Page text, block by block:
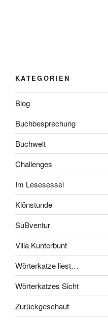
KATEGORIEN
Blog
Buchbesprechung
Buchwelt
Challenges
Im Lesesessel
Klönstunde
SuBventur
Villa Kunterbunt
Wörterkatze liest…
Wörterkatzes Sicht
Zurückgeschaut